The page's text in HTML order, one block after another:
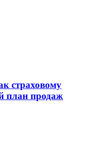
страховому
план продаж